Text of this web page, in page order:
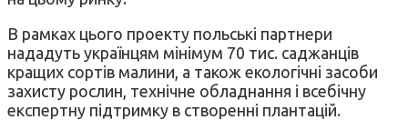
В рамках цього проекту польські партнери
нададуть українцям мінімум 70 тис. саджанців
кращих сортів малини, а також екологічні засоби
захисту рослин, технічне обладнання і всебічну
експертну підтримку в створенні плантацій.